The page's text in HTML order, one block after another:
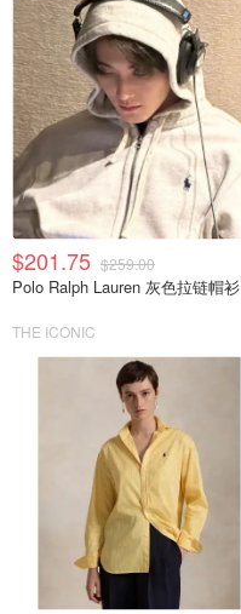
$201.75 $259.00
Polo Ralph Lauren 灰色拉链帽衫
THE ICONIC